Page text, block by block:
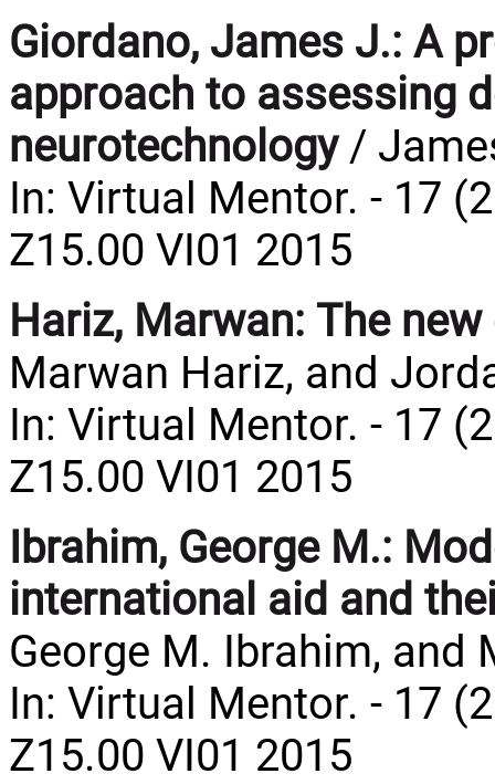
Giordano, James J.: A
approach to assessing
neurotechnology/
In: Virtual Mentor. - 17
Z15.00 VI01 2015
Hariz, Marwan: The
Marwan Hariz, and
In: Virtual Mentor. - 17
Z15.00 VI01 2015
Ibrahim, George M.:
international aid and
George M. Ibrahim, and
In: Virtual Mentor. - 17
Z15.00 VI01 2015